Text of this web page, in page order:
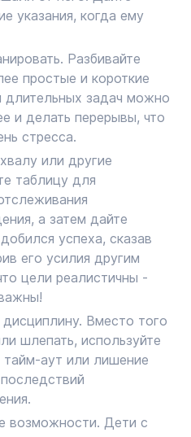
указания, когда ему
Разбивайте
простые и короткие
длительных задач можно
и делать перерывы, что
стресса.
или другие
таблицу для
а затем дайте
успеха, сказав
его усилия другим
цели реалистичны -
Вместо того
шлепать, используйте
тайм-аут или лишение
возможности. Дети с